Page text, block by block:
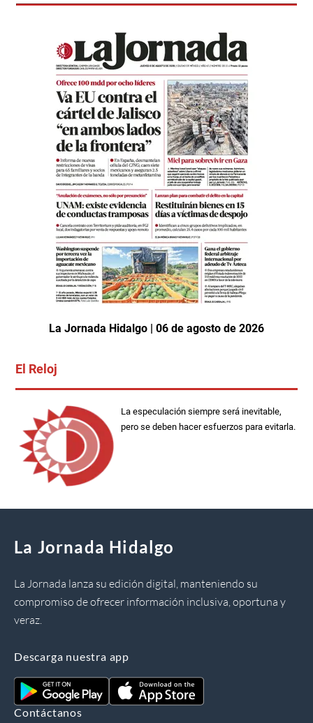
La Jornada Hidalgo | 06 de agosto de 2026
El Reloj
La especulación siempre será inevitable,
pero se deben hacer esfuerzos para evitarla.
La Jornada Hidalgo
La Jornada lanza su edición digital, manteniendo su
compromiso de ofrecer información inclusiva, oportuna y
veraz.
Descarga nuestra app
Contáctanos